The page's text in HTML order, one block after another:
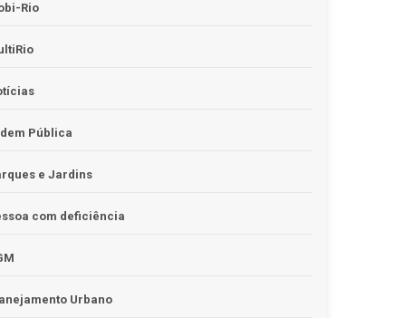
Rio
Pública
e Jardins
com deficiência
Urbano